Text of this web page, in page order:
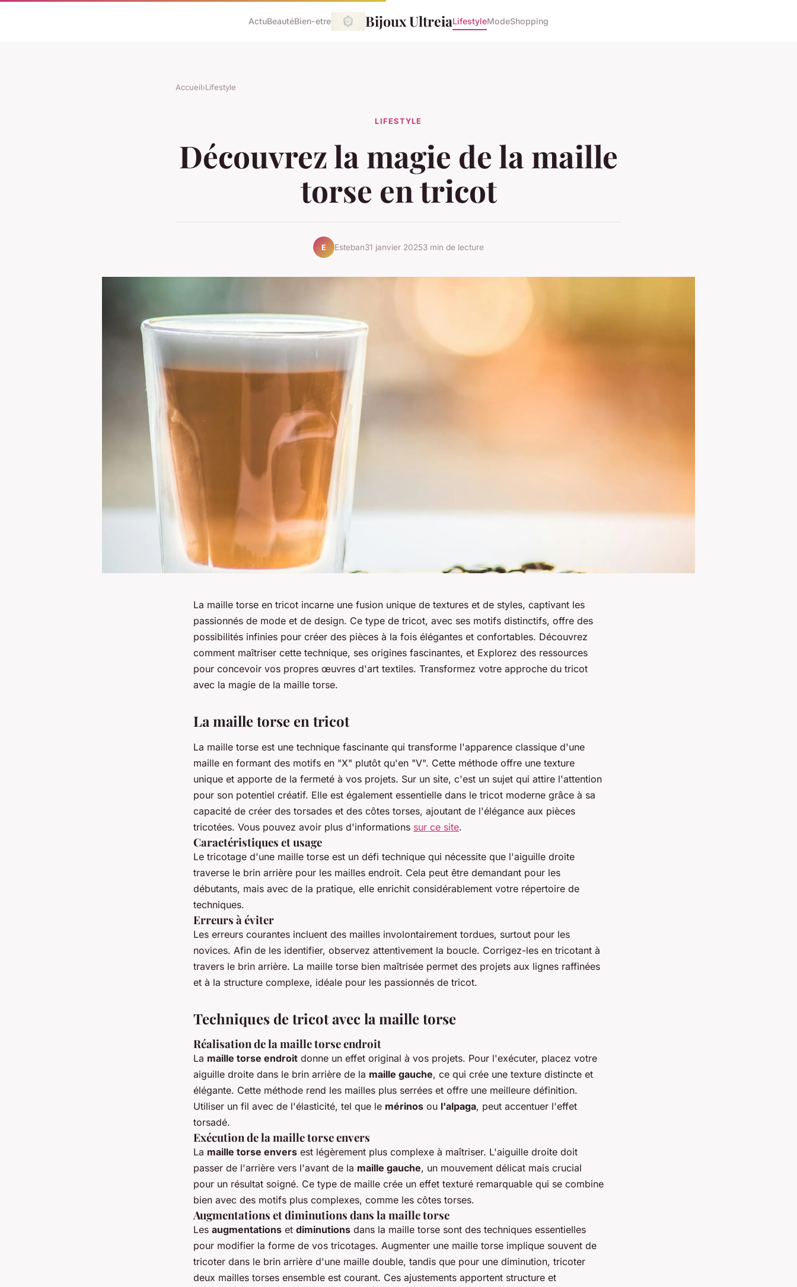
ActuBeautéBien-etre Bijoux UltreiaLifestyleModeShopping
Accueil›Lifestyle
LIFESTYLE
Découvrez la magie de la maille
torse en tricot
E Esteban31 janvier 20253 min de lecture
La maille torse en tricot incarne une fusion unique de textures et de styles, captivant les
passionnés de mode et de design. Ce type de tricot, avec ses motifs distinctifs, offre des
possibilités infinies pour créer des pièces à la fois élégantes et confortables. Découvrez
comment maîtriser cette technique, ses origines fascinantes, et Explorez des ressources
pour concevoir vos propres œuvres d'art textiles. Transformez votre approche du tricot
avec la magie de la maille torse.
La maille torse en tricot
La maille torse est une technique fascinante qui transforme l'apparence classique d'une
maille en formant des motifs en "X" plutôt qu'en "V". Cette méthode offre une texture
unique et apporte de la fermeté à vos projets. Sur un site, c'est un sujet qui attire l'attention
pour son potentiel créatif. Elle est également essentielle dans le tricot moderne grâce à sa
capacité de créer des torsades et des côtes torses, ajoutant de l'élégance aux pièces
tricotées. Vous pouvez avoir plus d'informations sur ce site.
Caractéristiques et usage
Le tricotage d'une maille torse est un défi technique qui nécessite que l'aiguille droite
traverse le brin arrière pour les mailles endroit. Cela peut être demandant pour les
débutants, mais avec de la pratique, elle enrichit considérablement votre répertoire de
techniques.
Erreurs à éviter
Les erreurs courantes incluent des mailles involontairement tordues, surtout pour les
novices. Afin de les identifier, observez attentivement la boucle. Corrigez-les en tricotant à
travers le brin arrière. La maille torse bien maîtrisée permet des projets aux lignes raffinées
et à la structure complexe, idéale pour les passionnés de tricot.
Techniques de tricot avec la maille torse
Réalisation de la maille torse endroit
La maille torse endroit donne un effet original à vos projets. Pour l'exécuter, placez votre
aiguille droite dans le brin arrière de la maille gauche, ce qui crée une texture distincte et
élégante. Cette méthode rend les mailles plus serrées et offre une meilleure définition.
Utiliser un fil avec de l'élasticité, tel que le mérinos ou l'alpaga, peut accentuer l'effet
torsadé.
Exécution de la maille torse envers
La maille torse envers est légèrement plus complexe à maîtriser. L'aiguille droite doit
passer de l'arrière vers l'avant de la maille gauche, un mouvement délicat mais crucial
pour un résultat soigné. Ce type de maille crée un effet texturé remarquable qui se combine
bien avec des motifs plus complexes, comme les côtes torses.
Augmentations et diminutions dans la maille torse
Les augmentations et diminutions dans la maille torse sont des techniques essentielles
pour modifier la forme de vos tricotages. Augmenter une maille torse implique souvent de
tricoter dans le brin arrière d'une maille double, tandis que pour une diminution, tricoter
deux mailles torses ensemble est courant. Ces ajustements apportent structure et